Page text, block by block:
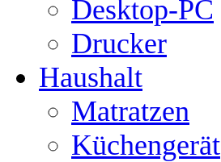
Desktop-PC
Drucker
Haushalt
Matratzen
Küchengerät